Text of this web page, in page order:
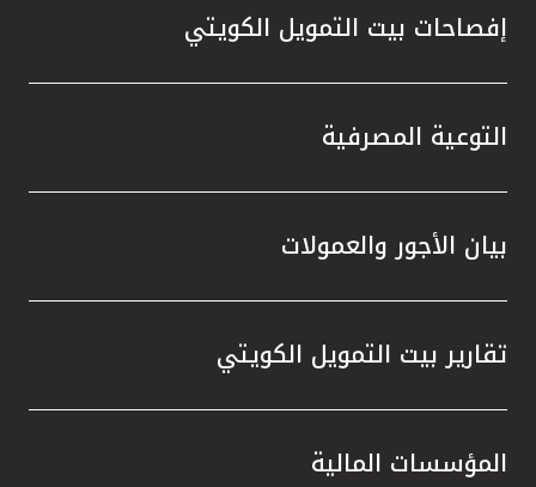
إفصاحات بيت التمويل الكويتي
التوعية المصرفية
بيان الأجور والعمولات
تقارير بيت التمويل الكويتي
المؤسسات المالية